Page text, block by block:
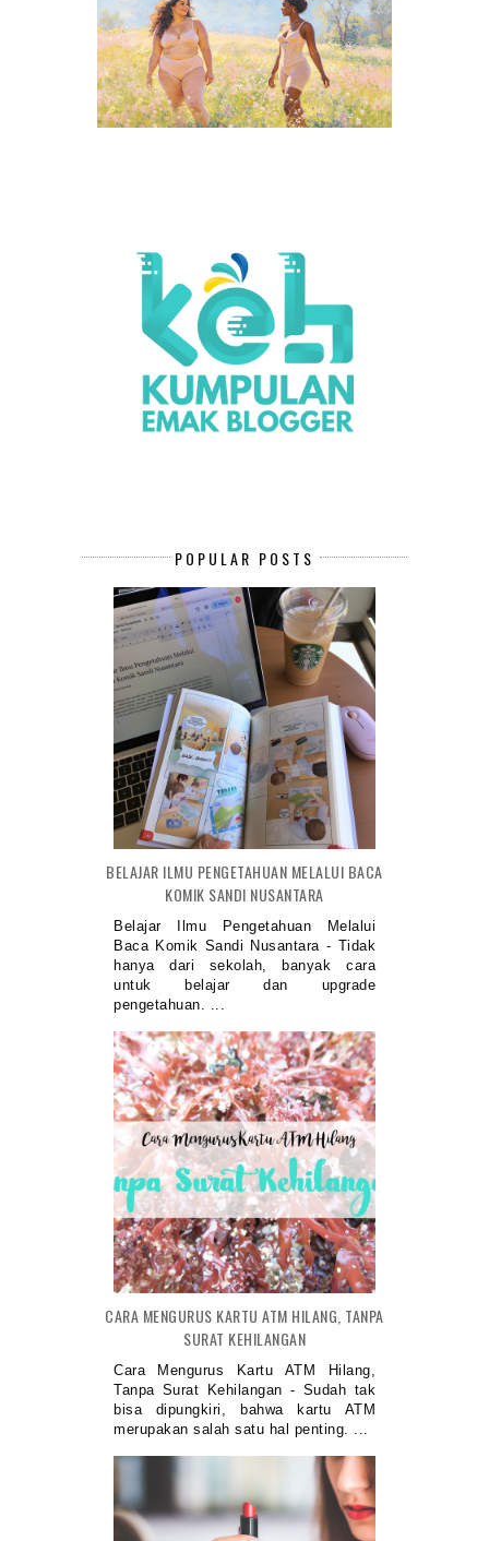
POPULAR POSTS
BELAJAR ILMU PENGETAHUAN MELALUI BACA
KOMIK SANDI NUSANTARA
Belajar Ilmu Pengetahuan Melalui
Baca Komik Sandi Nusantara - Tidak
hanya dari sekolah, banyak cara
untuk belajar dan upgrade
pengetahuan. ...
CARA MENGURUS KARTU ATM HILANG, TANPA
SURAT KEHILANGAN
Cara Mengurus Kartu ATM Hilang,
Tanpa Surat Kehilangan - Sudah tak
bisa dipungkiri, bahwa kartu ATM
merupakan salah satu hal penting. ...